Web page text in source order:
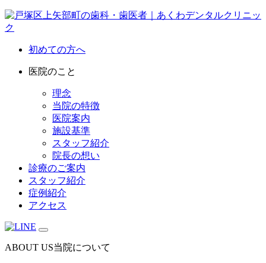
初めての方へ
医院のこと
理念
当院の特徴
医院案内
施設基準
スタッフ紹介
院長の想い
診療のご案内
スタッフ紹介
症例紹介
アクセス
ABOUT US当院について